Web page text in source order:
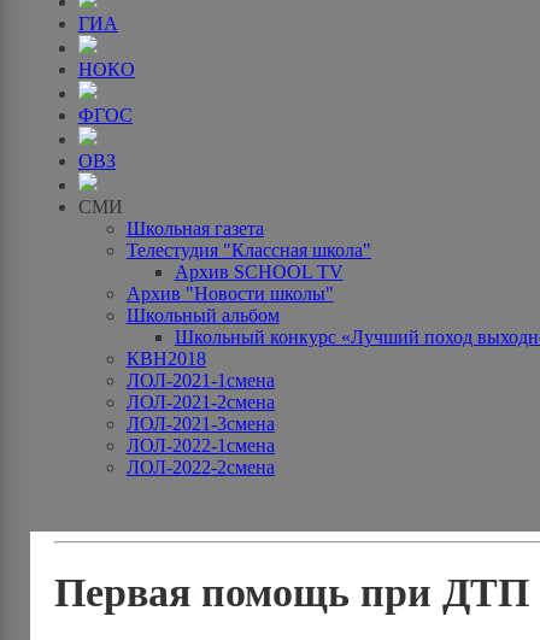
ГИА
НОКО
ФГОС
ОВЗ
СМИ
Школьная газета
Телестудия "Классная школа"
Архив SCHOOL TV
Архив "Новости школы"
Школьный альбом
Школьный конкурс «Лучший поход
КВН2018
ЛОЛ-2021-1смена
ЛОЛ-2021-2смена
ЛОЛ-2021-3смена
ЛОЛ-2022-1смена
ЛОЛ-2022-2смена
Первая помощь при ДТП